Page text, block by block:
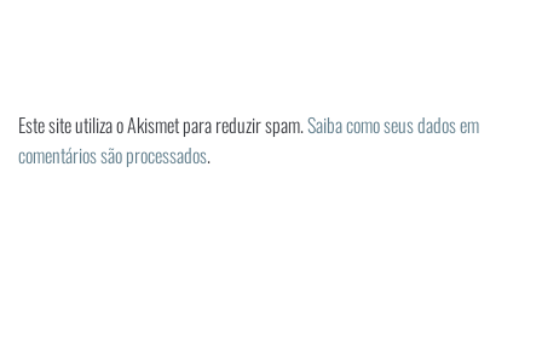
Este site utiliza o Akismet para reduzir spam.Saiba como seus dados em
comentários são processados.